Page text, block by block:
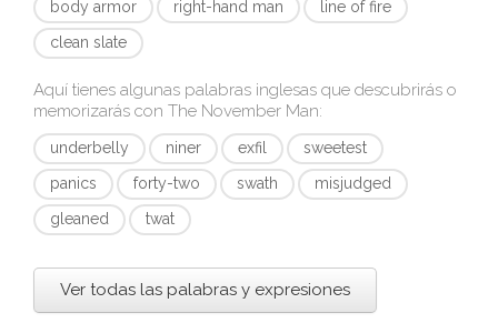
body armor
right-hand man
line of fire
clean slate
Aquí tienes algunas palabras inglesas que descubrirás o
memorizarás con The November Man:
underbelly niner exfil
sweetest
panics
forty-two swath
misjudged
gleaned
twat
Ver todas las palabras y expresiones